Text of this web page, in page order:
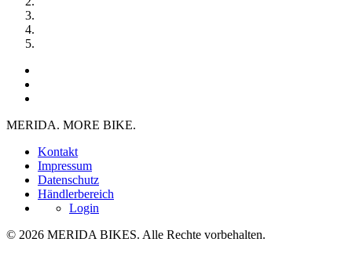
MERIDA. MORE BIKE.
Kontakt
Impressum
Datenschutz
Händlerbereich
Login
© 2026 MERIDA BIKES. Alle Rechte vorbehalten.